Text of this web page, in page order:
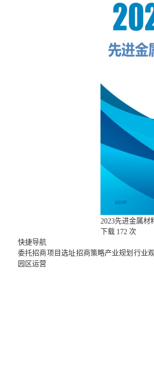
2023先进金属材
下载 172 次
快捷导航
委托招商项目选址招商策略产业规划 行业
园区运营